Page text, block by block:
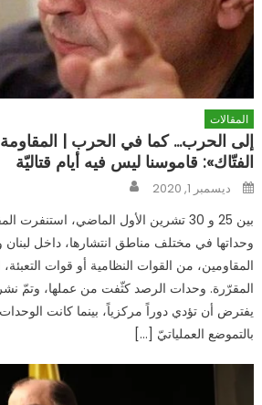
المقالات
إلى الحرب… كما في الحرب | المقاومة
الفتّاك»: قاموسنا ليس فيه أيام قتاليّة
Posted
onديسمبر 1, 2020
بين 25 و 30 تشرين الأول الماضي، استنفرت
وحداتها في مختلف مناطق انتشارها، داخل
المقاومين، من القوات النظامية أو قوات
المقرّرة. وحدات الرصد كثّفت من عملها، وتمّ
يفترض أن تؤدي دوراً مركزياً، بينما كانت الوحدات
بالتموضع العملياتيّ […]